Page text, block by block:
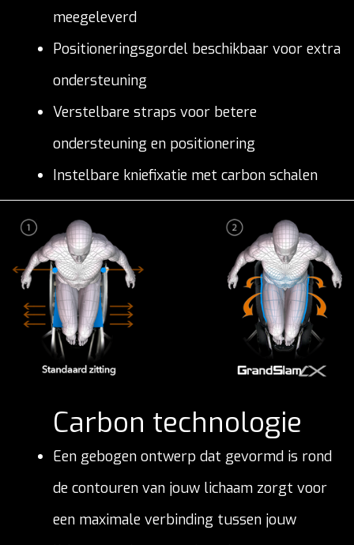
meegeleverd
Positioneringsgordel beschikbaar voor extra
ondersteuning
Verstelbare straps voor betere
ondersteuning en positionering
Instelbare kniefixatie met carbon schalen
Carbon technologie
Een gebogen ontwerp dat gevormd is rond
de contouren van jouw lichaam zorgt voor
een maximale verbinding tussen jouw